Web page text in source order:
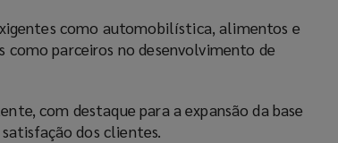
como automobilística, alimentos e
parceiros no desenvolvimento de
com destaque para a expansão da base
dos clientes.